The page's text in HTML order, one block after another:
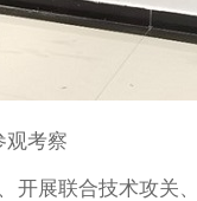
观考察
展联合技术攻关